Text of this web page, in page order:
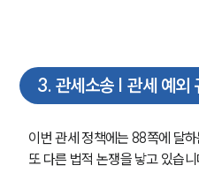
3. 관세소송 | 관세 예외
이번 관세 정책에는 88쪽에 달
또 다른 법적 논쟁을 낳고 있습니